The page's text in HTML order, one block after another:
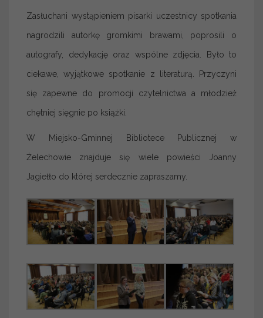
Zasłuchani wystąpieniem pisarki uczestnicy spotkania
nagrodzili autorkę gromkimi brawami, poprosili o
autografy, dedykację oraz wspólne zdjęcia. Było to
ciekawe, wyjątkowe spotkanie z literaturą. Przyczyni
się zapewne do promocji czytelnictwa a młodzież
chętniej sięgnie po książki.
W Miejsko-Gminnej Bibliotece Publicznej w
Żelechowie znajduje się wiele powieści Joanny
Jagiełło do której serdecznie zapraszamy.